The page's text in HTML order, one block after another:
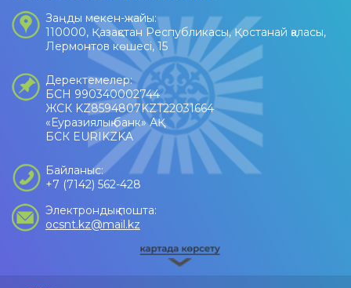
Заңды мекен-жайы:
110000, Қазақстан Республикасы, Қостанай қаласы,
Лермонтов көшесі, 15
Деректемелер:
БСН 990340002744
ЖСК KZ8594807KZT22031664
«Еуразиялық банк» АҚ
БСК EURIKZKA
Байланыс:
+7 (7142) 562-428
Электрондық пошта:
ocsnt.kz@mail.kz